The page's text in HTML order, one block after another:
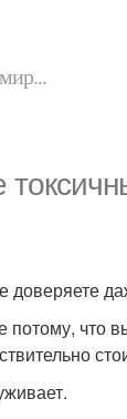
доверяете
потому, что